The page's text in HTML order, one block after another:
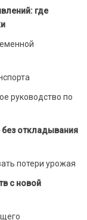
где
руководство по
откладывания
потери урожая
с новой